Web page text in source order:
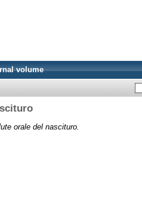
volume
orale del nascituro.